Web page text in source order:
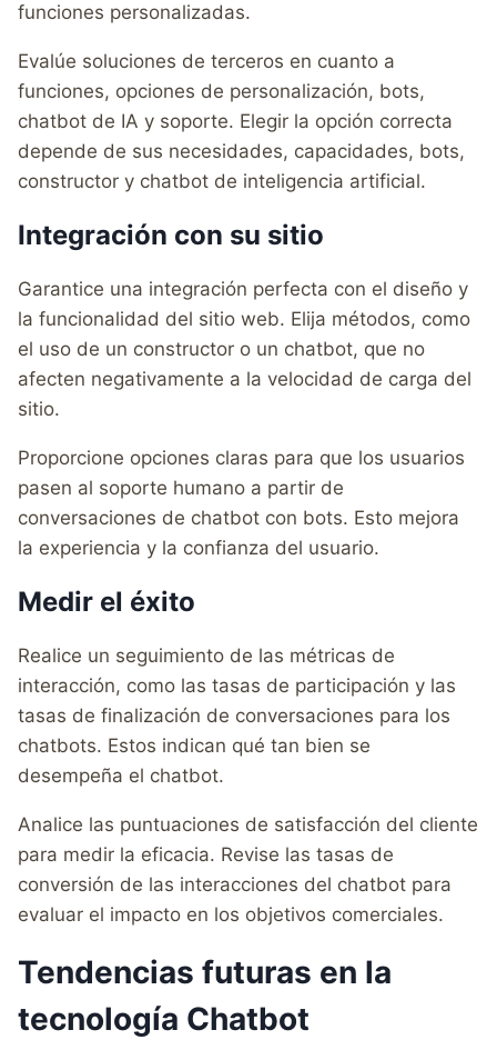
funciones personalizadas.
Evalúe soluciones de terceros en cuanto a
funciones, opciones de personalización, bots,
chatbot de IA y soporte. Elegir la opción correcta
depende de sus necesidades, capacidades, bots,
constructor y chatbot de inteligencia artificial.
Integración con su sitio
Garantice una integración perfecta con el diseño y
la funcionalidad del sitio web. Elija métodos, como
el uso de un constructor o un chatbot, que no
afecten negativamente a la velocidad de carga del
sitio.
Proporcione opciones claras para que los usuarios
pasen al soporte humano a partir de
conversaciones de chatbot con bots. Esto mejora
la experiencia y la confianza del usuario.
Medir el éxito
Realice un seguimiento de las métricas de
interacción, como las tasas de participación y las
tasas de finalización de conversaciones para los
chatbots. Estos indican qué tan bien se
desempeña el chatbot.
Analice las puntuaciones de satisfacción del cliente
para medir la eficacia. Revise las tasas de
conversión de las interacciones del chatbot para
evaluar el impacto en los objetivos comerciales.
Tendencias futuras en la
tecnología Chatbot